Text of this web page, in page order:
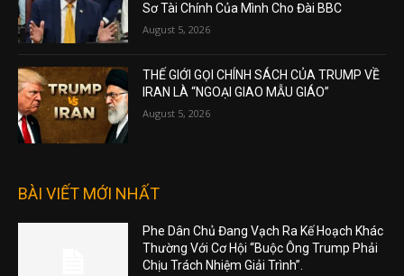
Sơ Tài Chính Của Mình Cho Đài BBC
August 5, 2026
THẾ GIỚI GỌI CHÍNH SÁCH CỦA TRUMP VỀ
IRAN LÀ “NGOẠI GIAO MẪU GIÁO”
August 5, 2026
BÀI VIẾT MỚI NHẤT
Phe Dân Chủ Đang Vạch Ra Kế Hoạch Khác
Thường Với Cơ Hội “Buộc Ông Trump Phải
Chịu Trách Nhiệm Giải Trình”.